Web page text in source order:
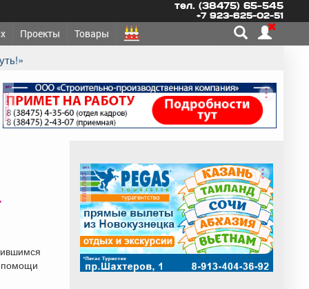
тел. (38475) 65-545
+7 923-625-02-51
Проекты Товары
реклама
помощи
реклама